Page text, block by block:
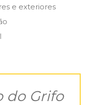
e exteriores
do Grifo